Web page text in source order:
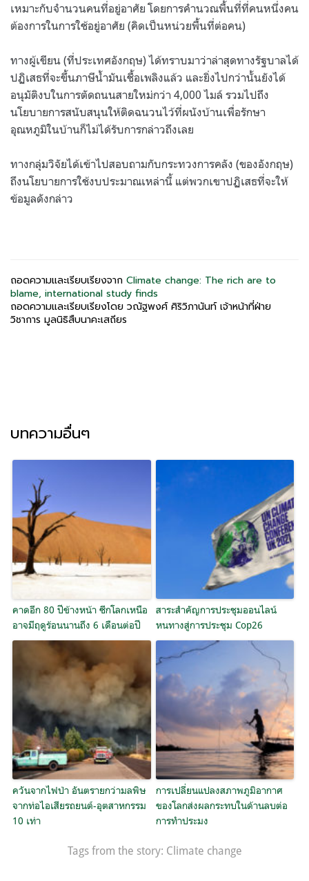
เหมาะกับจำนวนคนที่อยู่อาศัย โดยการคำนวณพื้นที่ที่คนหนึ่งคน
ต้องการในการใช้อยู่อาศัย (คิดเป็นหน่วยพื้นที่ต่อคน)
ทางผู้เขียน (ที่ประเทศอังกฤษ) ได้ทราบมาว่าล่าสุดทางรัฐบาลได้
ปฏิเสธที่จะขึ้นภาษีน้ำมันเชื้อเพลิงแล้ว และยิ่งไปกว่านั้นยังได้
อนุมัติงบในการตัดถนนสายใหม่กว่า 4,000 ไมล์ รวมไปถึง
นโยบายการสนับสนุนให้ติดฉนวนไว้ที่ผนังบ้านเพื่อรักษา
อุณหภูมิในบ้านก็ไม่ได้รับการกล่าวถึงเลย
ทางกลุ่มวิจัยได้เข้าไปสอบถามกับกระทวงการคลัง (ของอังกฤษ)
ถึงนโยบายการใช้งบประมาณเหล่านี้ แต่พวกเขาปฏิเสธที่จะให้
ข้อมูลดังกล่าว
ถอดความและเรียบเรียงจาก Climate change: The rich are to
blame, international study finds
ถอดความและเรียบเรียงโดย วณัฐพงศ์ ศิริวิภานันท์ เจ้าหน้าที่ฝ่าย
วิชาการ มูลนิธิสืบนาคะเสถียร
บทความอื่นๆ
คาดอีก 80 ปีข้างหน้า ซีกโลกเหนือ
อาจมีฤดูร้อนนานถึง 6 เดือนต่อปี
สาระสำคัญการประชุมออนไลน์
หนทางสู่การประชุม Cop26
ควันจากไฟป่า อันตรายกว่ามลพิษ
จากท่อไอเสียรถยนต์-อุตสาหกรรม
10 เท่า
การเปลี่ยนแปลงสภาพภูมิอากาศ
ของโลกส่งผลกระทบในด้านลบต่อ
การทำประมง
Tags from the story: Climate change